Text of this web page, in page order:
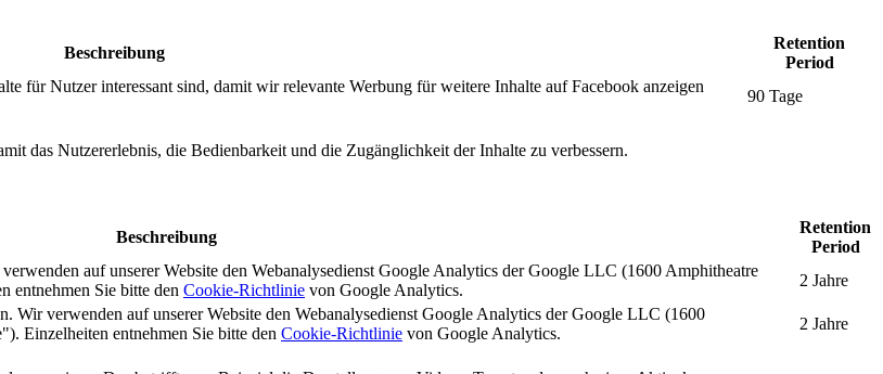
Beschreibung
Retention
Period
für Nutzer interessant sind, damit wir relevante Werbung für weitere Inhalte auf Facebook anzeigen
90 Tage
das Nutzererlebnis, die Bedienbarkeit und die Zugänglichkeit der Inhalte zu verbessern.
Beschreibung
Retention
Period
auf unserer Website den Webanalysedienst Google Analytics der Google LLC (1600 Amphitheatre
Sie bitte den Cookie-Richtlinie von Google Analytics.
2 Jahre
Wir verwenden auf unserer Website den Webanalysedienst Google Analytics der Google LLC (1600
Einzelheiten entnehmen Sie bitte den Cookie-Richtlinie von Google Analytics.
2 Jahre